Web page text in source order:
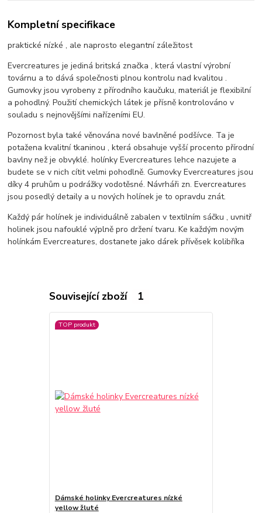
Kompletní specifikace
praktické nízké , ale naprosto elegantní záležitost
Evercreatures je jediná britská značka , která vlastní výrobní
továrnu a to dává společnosti plnou kontrolu nad kvalitou .
Gumovky jsou vyrobeny z přírodního kaučuku, materiál je flexibilní
a pohodlný. Použití chemických látek je přísně kontrolováno v
souladu s nejnovějšími nařízeními EU.
Pozornost byla také věnována nové bavlněné podšívce. Ta je
potažena kvalitní tkaninou , která obsahuje vyšší procento přírodní
bavlny než je obvyklé. holínky Evercreatures lehce nazujete a
budete se v nich cítit velmi pohodlně. Gumovky Evercreatures jsou
díky 4 pruhům u podrážky vodotěsné. Návrháři zn. Evercreatures
jsou posedlý detaily a u nových holínek je to opravdu znát.
Každý pár holínek je individuálně zabalen v textilním sáčku , uvnitř
holinek jsou nafouklé výplně pro držení tvaru. Ke každým novým
holínkám Evercreatures, dostanete jako dárek přívěsek kolibříka
Související zboží 1
TOP produkt
Dámské holinky Evercreatures nízké
yellow žluté